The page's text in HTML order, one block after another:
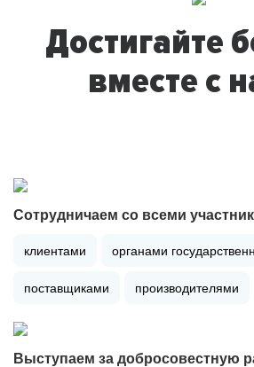
Достигайте
вместе с
Сотрудничаем со всеми
клиентами органами
поставщиками производителями
Выступаем за добросовестную